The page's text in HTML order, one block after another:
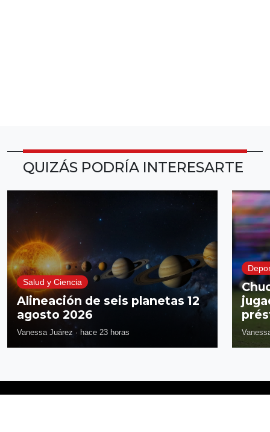
QUIZÁS PODRÍA INTERESARTE
Salud y Ciencia
Alineación de seis planetas 12
agosto 2026
Vanessa Juárez · hace 23 horas